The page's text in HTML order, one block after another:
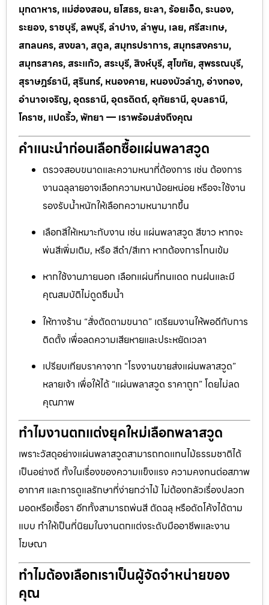
มุกดาหาร, แม่ฮ่องสอน, ยโสธร, ยะลา, ร้อยเอ็ด, ระนอง,
ระยอง, ราชบุรี, ลพบุรี, ลำปาง, ลำพูน, เลย, ศรีสะเกษ,
สกลนคร, สงขลา, สตูล, สมุทรปราการ, สมุทรสงคราม,
สมุทรสาคร, สระแก้ว, สระบุรี, สิงห์บุรี, สุโขทัย, สุพรรณบุรี,
สุราษฎร์ธานี, สุรินทร์, หนองคาย, หนองบัวลำภู, อ่างทอง,
อำนาจเจริญ, อุดรธานี, อุตรดิตถ์, อุทัยธานี, อุบลธานี,
โคราช, แปดริ้ว, พัทยา — เราพร้อมส่งถึงคุณ
คำแนะนำก่อนเลือกซื้อแผ่นพลาสวูด
ตรวจสอบขนาดและความหนาที่ต้องการ เช่น ต้องการ
งานฉลุลายอาจเลือกความหนาน้อยหน่อย หรือจะใช้งาน
รองรับน้ำหนักให้เลือกความหนามากขึ้น
เลือกสีให้เหมาะกับงาน เช่น แผ่นพลาสวูด สีขาว หากจะ
พ่นสีเพิ่มเติม, หรือ สีดำ/สีเทา หากต้องการโทนเข้ม
หากใช้งานภายนอก เลือกแผ่นที่ทนแดด ทนฝนและมี
คุณสมบัติไม่ดูดซึมน้ำ
ให้ทางร้าน “สั่งตัดตามขนาด” เตรียมงานให้พอดีกับการ
ติดตั้ง เพื่อลดความเสียหายและประหยัดเวลา
เปรียบเทียบราคาจาก “โรงงานขายส่งแผ่นพลาสวูด”
หลายเจ้า เพื่อให้ได้ “แผ่นพลาสวูด ราคาถูก” โดยไม่ลด
คุณภาพ
ทำไมงานตกแต่งยุคใหม่เลือกพลาสวูด
เพราะวัสดุอย่างแผ่นพลาสวูดสามารถทดแทนไม้ธรรมชาติได้
เป็นอย่างดี ทั้งในเรื่องของความแข็งแรง ความคงทนต่อสภาพ
อากาศ และการดูแลรักษาที่ง่ายกว่าไม้ ไม่ต้องกลัวเรื่องปลวก
มอดหรือเชื้อรา อีกทั้งสามารถพ่นสี ตัดฉลุ หรือดัดโค้งได้ตาม
แบบ ทำให้เป็นที่นิยมในงานตกแต่งระดับมืออาชีพและงาน
โฆษณา
ทำไมต้องเลือกเราเป็นผู้จัดจำหน่ายของ
คุณ